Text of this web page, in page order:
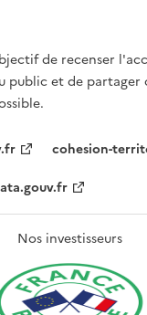
de recenser
public et de
cohesion-
Nos investisseurs